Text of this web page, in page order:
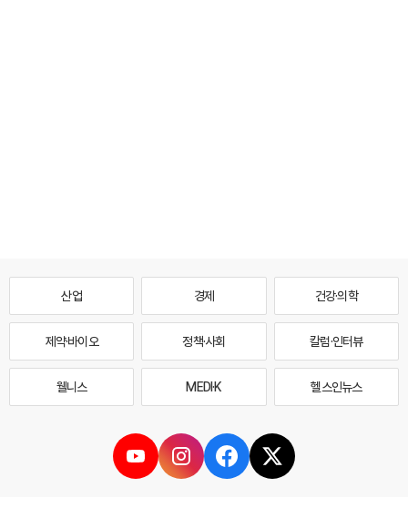
산업 경제 건강·의학
제약·바이오 정책·사회 칼럼·인터뷰
웰니스 MEDI·K 헬스인뉴스